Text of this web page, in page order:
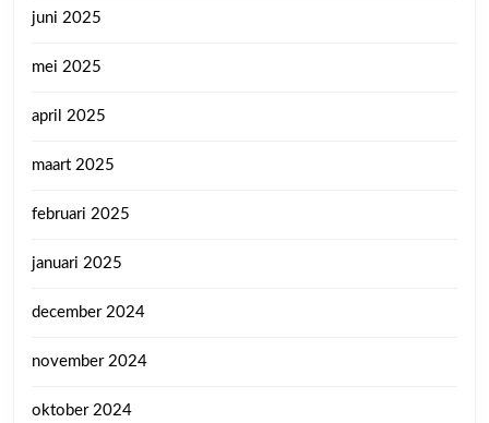
juni 2025
mei 2025
april 2025
maart 2025
februari 2025
januari 2025
december 2024
november 2024
oktober 2024